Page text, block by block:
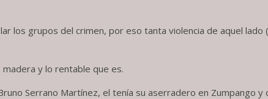
los grupos del crimen, por eso tanta violencia de aquel lado
y lo rentable que es.
Serrano Martínez, el tenía su aserradero en Zumpango